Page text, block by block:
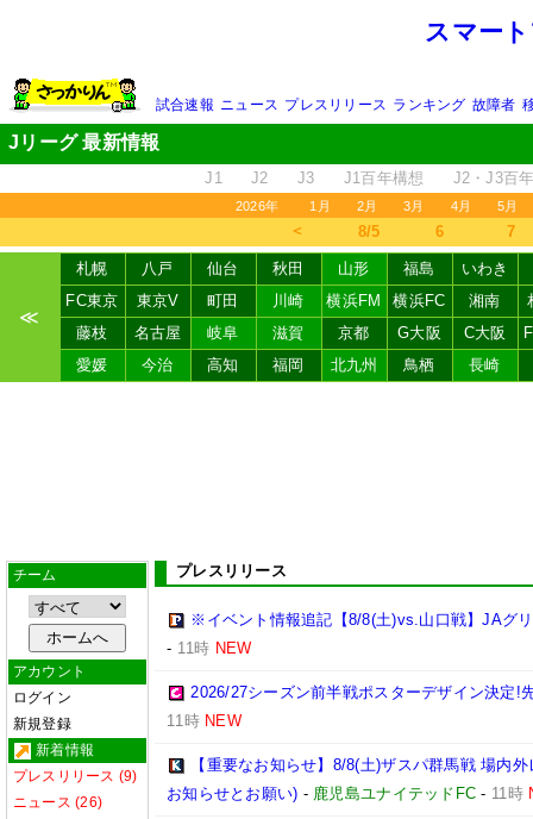
スマー
試合速報 ニュース プレスリリース ランキング 故障者
Jリーグ 最新情報
J1 J2 J3 J1百年構想 J2・J3百
2026年 1月 2月 3月 4月 5月
＜ 8/5 6 7
≪
札幌 八戸 仙台 秋田 山形 福島
いわき
FC東京
東京V 町田 川崎 横浜FM 横浜FC 湘南
藤枝
名古屋 岐阜 滋賀 京都 G大阪 C大阪
愛媛
今治 高知 福岡 北九州 鳥栖 長崎
チーム
アカウント
ログイン
新規登録
新着情報
プレスリリース (9)
ニュース (26)
プレスリリース
※イベント情報追記【8/8(土)vs.山口戦】JAグ
- 11時 NEW
2026/27シーズン前半戦ポスターデザイン決定!
11時 NEW
【重要なお知らせ】8/8(土)ザスパ群馬戦 場内
お知らせとお願い) - 鹿児島ユナイテッドFC - 11時